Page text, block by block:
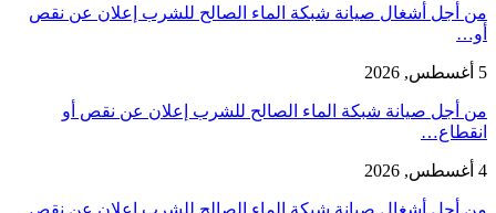
من أجل أشغال صيانة شبكة الماء الصالح للشرب إعلان عن نقص
أو…
5 أغسطس, 2026
من أجل صيانة شبكة الماء الصالح للشرب إعلان عن نقص أو
انقطاع…
4 أغسطس, 2026
من أجل أشغال صيانة شبكة الماء الصالح للشرب إعلان عن نقص